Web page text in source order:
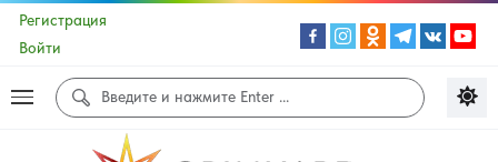
Регистрация
Войти